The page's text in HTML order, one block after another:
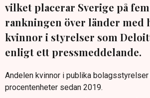
vilket placerar Sverige på
rankningen över länder med
kvinnor i styrelser som
enligt ett pressmeddelande.
Andelen kvinnor i publika bolagsstyrelser
procentenheter sedan 2019.